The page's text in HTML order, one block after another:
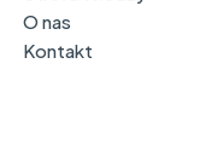
O nas
Kontakt